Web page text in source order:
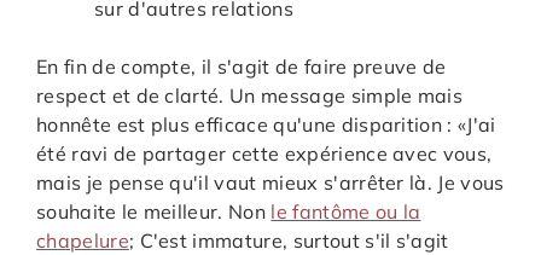
sur d'autres relations
En fin de compte, il s'agit de faire preuve de
respect et de clarté. Un message simple mais
honnête est plus efficace qu'une disparition : «J'ai
été ravi de partager cette expérience avec vous,
mais je pense qu'il vaut mieux s'arrêter là. Je vous
souhaite le meilleur. Non le fantôme ou la
chapelure; C'est immature, surtout s'il s'agit